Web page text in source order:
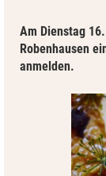
Am Dienstag
Robenhausen
anmelden.